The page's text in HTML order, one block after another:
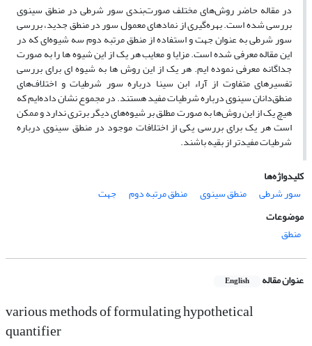
در مقاله حاضر روش‌های مختلف صورت‌بندی سور شرطی در منطق سینوی
بررسی شده است. بهره‌گیری از نمادهای معمول سور در منطق جدید، بررسی
سور شرطی به عنوان جهت و استفاده از منطق مرتبه دوم سه شیوه‌ای که در
این مقاله معرفی شده است. مزایا و معایب هر یک از این شیوه ها را به صورت
جداگانه معرفی نموده ایم. هر یک از این روش ها به شیوه ای برای بررسی
تفسیرهای متفاوت از آراء ابن سینا درباره سور شرطیات و اختلاف‌های
منطق‌دانان سینوی درباره شرطیات مفید هستند. در مجموع نشان داده‌ایم که
هیچ یک از این روش‌ها به صورت مطلق بر شیوه‌های دیگر برتری ندارد و ممکن
است هر یک برای بررسی یکی از اختلافات موجود در منطق سینوی درباره
شرطیات مفیدتر از بقیه باشند.
کلیدواژه‌ها
سور شرطی‌
منطق سینوی منطق مرتبه دوم
جهت
موضوعات
منطق
عنوان مقاله English
various methods of formulating hypothetical
quantifier